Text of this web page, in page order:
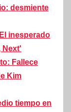
desmiente
inesperado
Next'
Fallece
Kim
tiempo en